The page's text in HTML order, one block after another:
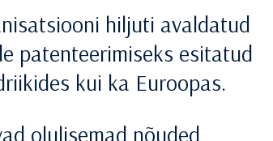
hiljuti avaldatud
patenteerimiseks esitatud
kui ka Euroopas.
olulisemad nõuded